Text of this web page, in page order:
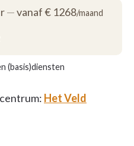
—vanaf € 1268/maand
(basis)diensten
Het Veld